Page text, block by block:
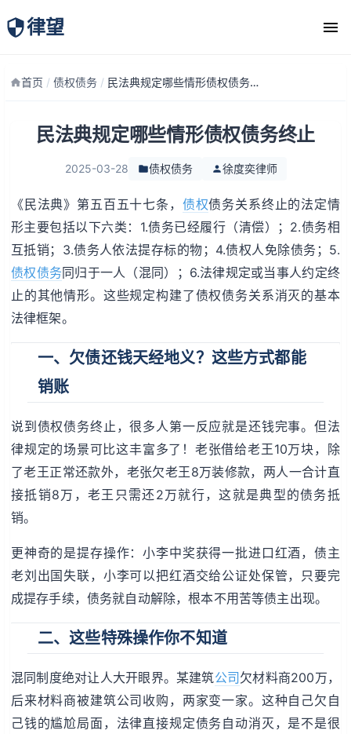
律望
律师团队
首页 / 债权债务 / 民法典规定哪些情形债权债务终止
民法典规定哪些情形债权债务终止
2025-03-28 债权债务 徐度奕律师
《民法典》第五百五十七条， 债权债务关系终止的法定情
形主要包括以下六类：1.债务已经履行（清偿）；2.债务相
互抵销；3.债务人依法提存标的物；4.债权人免除债务；5.
债权债务同归于一人（混同）；6.法律规定或当事人约定终
止的其他情形。这些规定构建了债权债务关系消灭的基本
法律框架。
一、欠债还钱天经地义？这些方式都能
销账
说到债权债务终止，很多人第一反应就是还钱完事。但法
律规定的场景可比这丰富多了！老张借给老王10万块，除
了老王正常还款外，老张欠老王8万装修款，两人一合计直
接抵销8万，老王只需还2万就行，这就是典型的债务抵
销。
更神奇的是提存操作：小李中奖获得一批进口红酒，债主
老刘出国失联，小李可以把红酒交给公证处保管，只要完
成提存手续，债务就自动解除，根本不用苦等债主出现。
二、这些特殊操作你不知道
混同制度绝对让人大开眼界。某建筑公司 欠材料商200万，
后来材料商被建筑公司收购，两家变一家。这种自己欠自
己钱的尴尬局面，法律直接规定债务自动消灭，是不是很